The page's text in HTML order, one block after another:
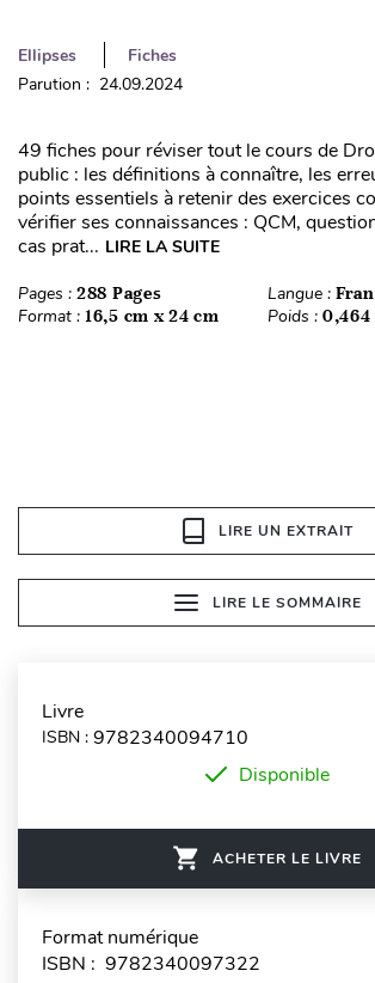
Ellipses
Fiches
Parution : 24.09.2024
49 fiches pour réviser tout le cours de
public : les définitions à connaître, les
points essentiels à retenir des exercices
vérifier ses connaissances : QCM,
cas prat... LIRE LA SUITE
Pages : 288 Pages Langue :
Format : 16,5 cm x 24 cm Poids : 0,464
LIRE UN EXTRAIT
LIRE LE SOMMAIRE
Livre
ISBN : 9782340094710
Disponible
ACHETER LE LIVRE
Format numérique
ISBN : 9782340097322